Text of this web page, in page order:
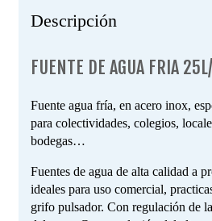
Descripción
FUENTE DE AGUA FRIA
Fuente agua fría, en acero inox,
para colectividades, colegios,
bodegas…
Fuentes de agua de alta calidad a
ideales para uso comercial,
grifo pulsador. Con regulación de